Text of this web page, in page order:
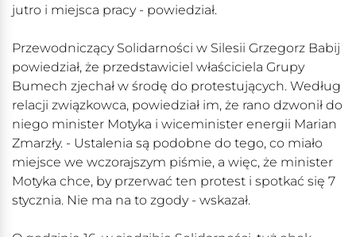
jutro i miejsca pracy - powiedział.
Przewodniczący Solidarności w Silesii Grzegorz Babij
powiedział, że przedstawiciel właściciela Grupy
Bumech zjechał w środę do protestujących. Według
relacji związkowca, powiedział im, że rano dzwonił do
niego minister Motyka i wiceminister energii Marian
Zmarzły. - Ustalenia są podobne do tego, co miało
miejsce we wczorajszym piśmie, a więc, że minister
Motyka chce, by przerwać ten protest i spotkać się 7
stycznia. Nie ma na to zgody - wskazał.